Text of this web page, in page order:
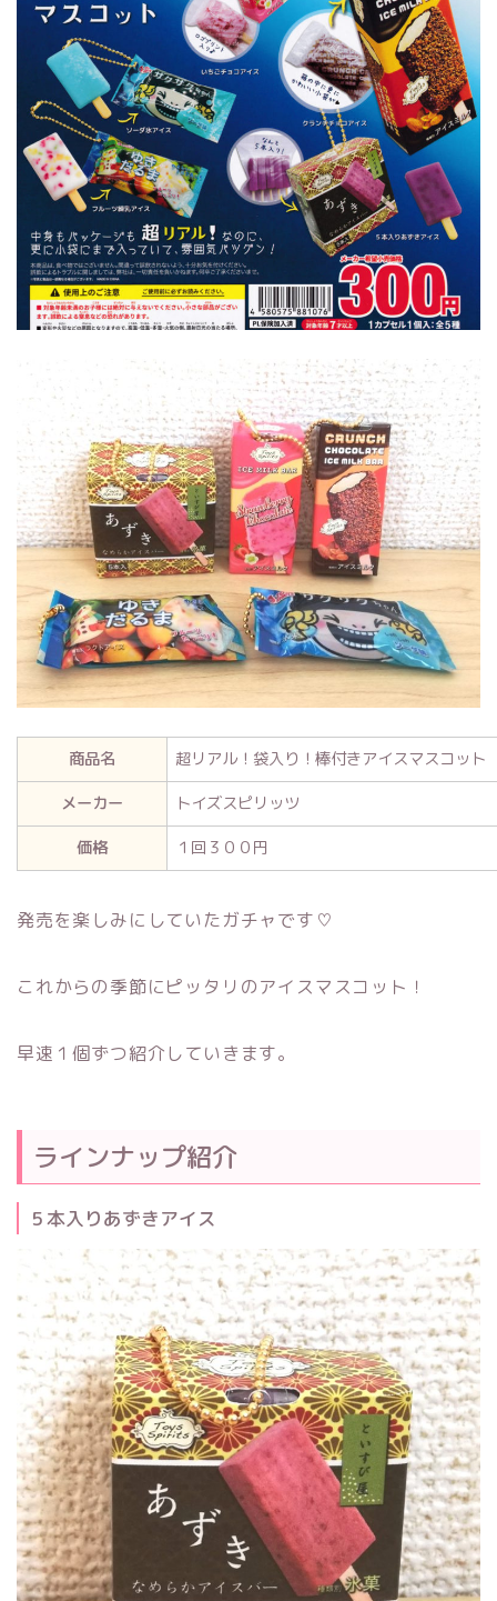
商品名
超リアル！袋入り！棒付きアイスマスコット
メーカー
トイズスピリッツ
価格
１回３００円
発売を楽しみにしていたガチャです♡
これからの季節にピッタリのアイスマスコット！
早速１個ずつ紹介していきます。
ラインナップ紹介
５本入りあずきアイス